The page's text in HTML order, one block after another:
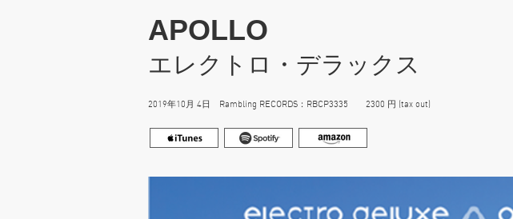
APOLLO
エレクトロ・デラックス
2019年10月 4日 Rambling RECORDS：RBCP3335 2300 円 (tax out)